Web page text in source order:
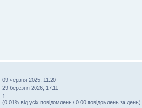
09 червня 2025, 11:20
29 березня 2026, 17:11
1
(0.01% від усіх повідомлень / 0.00 повідомлень за день)